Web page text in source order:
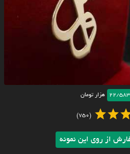
22/583 هزار تومان
(750)
از روی این نمونه